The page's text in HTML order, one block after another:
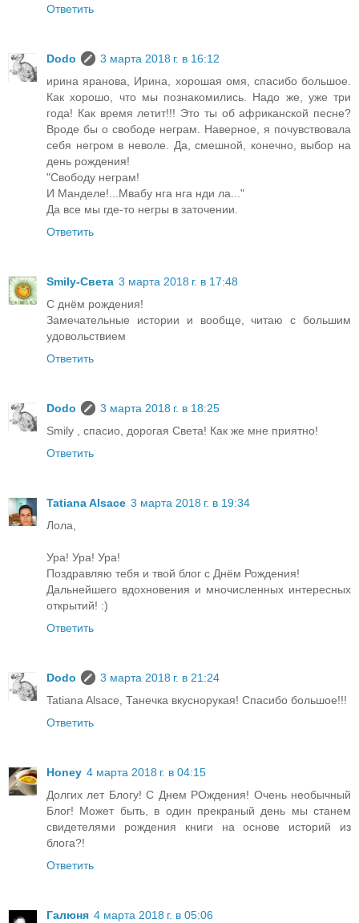
Ответить
Dodo
3 марта 2018 г. в 16:12
ирина яранова, Ирина, хорошая омя, спасибо большое.
Как хорошо, что мы познакомились. Надо же, уже три
года! Как время летит!!! Это ты об африканской песне?
Вроде бы о свободе неграм. Наверное, я почувствовала
себя негром в неволе. Да, смешной, конечно, выбор на
день рождения!
"Свободу неграм!
И Манделе!...Мвабу нга нга нди ла..."
Да все мы где-то негры в заточении.
Ответить
Smily-Света 3 марта 2018 г. в 17:48
С днём рождения!
Замечательные истории и вообще, читаю с большим
удовольствием
Ответить
Dodo
3 марта 2018 г. в 18:25
Smily , спасио, дорогая Света! Как же мне приятно!
Ответить
Tatiana Alsace 3 марта 2018 г. в 19:34
Лола,
Ура! Ура! Ура!
Поздравляю тебя и твой блог с Днём Рождения!
Дальнейшего вдохновения и мночисленных интересных
открытий! :)
Ответить
Dodo
3 марта 2018 г. в 21:24
Tatiana Alsace, Танечка вкуснорукая! Спасибо большое!!!
Ответить
Honey 4 марта 2018 г. в 04:15
Долгих лет Блогу! С Днем РОждения! Очень необычный
Блог! Может быть, в один прекраный день мы станем
свидетелями рождения книги на основе историй из
блога?!
Ответить
Галюня 4 марта 2018 г. в 05:06